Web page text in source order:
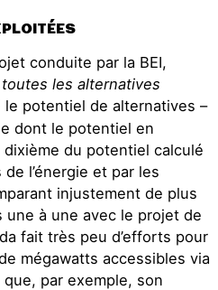
conduite par la BEI,
les alternatives
le potentiel de alternatives –
dont le potentiel en
du potentiel calculé
l’énergie et par les
injustement de plus
une à une avec le projet de
fait très peu d’efforts pour
mégawatts accessibles via
par exemple, son